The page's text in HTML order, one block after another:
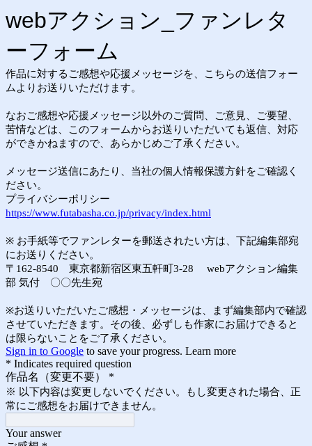
webアクション_ファンレタ
ーフォーム
作品に対するご感想や応援メッセージを、こちらの送信フォー
ムよりお送りいただけます。
なおご感想や応援メッセージ以外のご質問、ご意見、ご要望、
苦情などは、このフォームからお送りいただいても返信、対応
ができかねますので、あらかじめご了承ください。
メッセージ送信にあたり、当社の個人情報保護方針をご確認く
ださい。
プライバシーポリシー
https://www.futabasha.co.jp/privacy/index.html
※ お手紙等でファンレターを郵送されたい方は、下記編集部宛
にお送りください。
〒162-8540 東京都新宿区東五軒町3-28 webアクション編集
部 気付 〇〇先生宛
※お送りいただいたご感想・メッセージは、まず編集部内で確認
させていただきます。その後、必ずしも作家にお届けできると
は限らないことをご了承ください。
Sign in to Google to save your progress. Learn more
* Indicates required question
作品名（変更不要）
*
※ 以下内容は変更しないでください。もし変更された場合、正
常にご感想をお届けできません。
Your answer